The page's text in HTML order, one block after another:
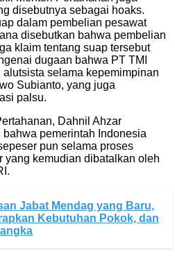
disebutnya sebagai hoaks.
dalam pembelian pesawat
disebutkan bahwa pembelian
klaim tentang suap tersebut
dugaan bahwa PT TMI
selama kepemimpinan
Subianto, yang juga
palsu.
Dahnil Ahzar
pemerintah Indonesia
pun selama proses
yang kemudian dibatalkan oleh
Jabat Mendag yang Baru,
Kebutuhan Pokok, dan